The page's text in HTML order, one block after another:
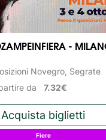
-
Novegro, Segrate
da 7.32€
Fiere